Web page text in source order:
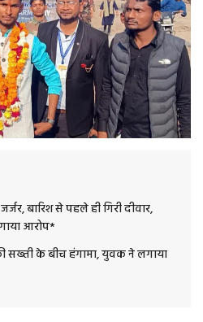
बारिश से पहले ही गिरी दीवार,
आरोप*
सख्ती के बीच हंगामा, युवक ने लगाया